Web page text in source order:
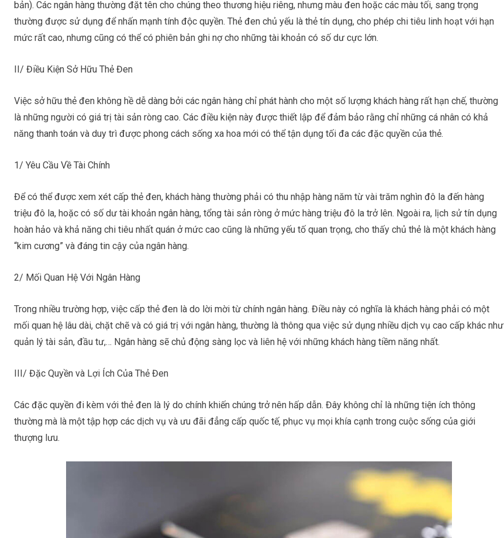
bản). Các ngân hàng thường đặt tên cho chúng theo thương hiệu riêng, nhưng màu đen hoặc các màu tối, sang trọng
thường được sử dụng để nhấn mạnh tính độc quyền. Thẻ đen chủ yếu là thẻ tín dụng, cho phép chi tiêu linh hoạt với hạn
mức rất cao, nhưng cũng có thể có phiên bản ghi nợ cho những tài khoản có số dư cực lớn.
II/ Điều Kiện Sở Hữu Thẻ Đen
Việc sở hữu thẻ đen không hề dễ dàng bởi các ngân hàng chỉ phát hành cho một số lượng khách hàng rất hạn chế, thường
là những người có giá trị tài sản ròng cao. Các điều kiện này được thiết lập để đảm bảo rằng chỉ những cá nhân có khả
năng thanh toán và duy trì được phong cách sống xa hoa mới có thể tận dụng tối đa các đặc quyền của thẻ.
1/ Yêu Cầu Về Tài Chính
Để có thể được xem xét cấp thẻ đen, khách hàng thường phải có thu nhập hàng năm từ vài trăm nghìn đô la đến hàng
triệu đô la, hoặc có số dư tài khoản ngân hàng, tổng tài sản ròng ở mức hàng triệu đô la trở lên. Ngoài ra, lịch sử tín dụng
hoàn hảo và khả năng chi tiêu nhất quán ở mức cao cũng là những yếu tố quan trọng, cho thấy chủ thẻ là một khách hàng
“kim cương” và đáng tin cậy của ngân hàng.
2/ Mối Quan Hệ Với Ngân Hàng
Trong nhiều trường hợp, việc cấp thẻ đen là do lời mời từ chính ngân hàng. Điều này có nghĩa là khách hàng phải có một
mối quan hệ lâu dài, chặt chẽ và có giá trị với ngân hàng, thường là thông qua việc sử dụng nhiều dịch vụ cao cấp khác như
quản lý tài sản, đầu tư,… Ngân hàng sẽ chủ động sàng lọc và liên hệ với những khách hàng tiềm năng nhất.
III/ Đặc Quyền và Lợi Ích Của Thẻ Đen
Các đặc quyền đi kèm với thẻ đen là lý do chính khiến chúng trở nên hấp dẫn. Đây không chỉ là những tiện ích thông
thường mà là một tập hợp các dịch vụ và ưu đãi đẳng cấp quốc tế, phục vụ mọi khía cạnh trong cuộc sống của giới
thượng lưu.